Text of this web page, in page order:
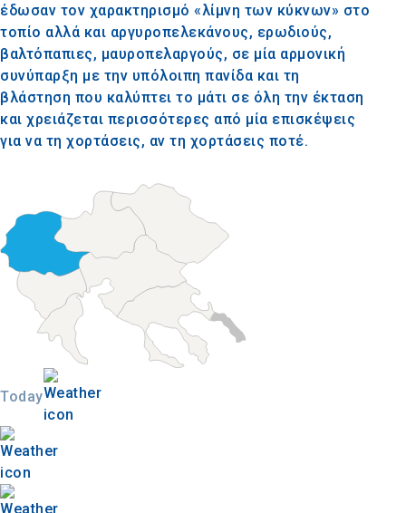
έδωσαν τον χαρακτηρισμό «λίμνη των κύκνων» στο
τοπίο αλλά και αργυροπελεκάνους, ερωδιούς,
βαλτόπαπιες, μαυροπελαργούς, σε μία αρμονική
συνύπαρξη με την υπόλοιπη πανίδα και τη
βλάστηση που καλύπτει το μάτι σε όλη την έκταση
και χρειάζεται περισσότερες από μία επισκέψεις
για να τη χορτάσεις, αν τη χορτάσεις ποτέ.
Today